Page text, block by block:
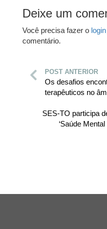
Deixe um
Você precisa fazer o login
comentário.
POST ANTERIOR
Os desafios
terapêuticos no
SES-TO participa
‘Saúde